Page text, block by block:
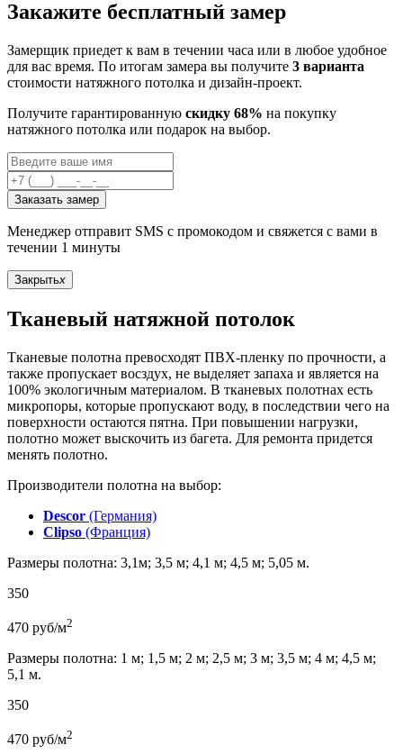
Закажите бесплатный замер
Замерщик приедет к вам в течении часа или в любое удобное
для вас время. По итогам замера вы получите 3 варианта
стоимости натяжного потолка и дизайн-проект.
Получите гарантированную скидку 68% на покупку
натяжного потолка или подарок на выбор.
Заказать замер
Менеджер отправит SMS с промокодом и свяжется с вами в
течении 1 минуты
Закрытьx
Тканевый натяжной потолок
Тканевые полотна превосходят ПВХ-пленку по прочности, а
также пропускает восздух, не выделяет запаха и является на
100% экологичным материалом. В тканевых полотнах есть
микропоры, которые пропускают воду, в последствии чего на
поверхности остаются пятна. При повышении нагрузки,
полотно может выскочить из багета. Для ремонта придется
менять полотно.
Производители полотна на выбор:
Descor (Германия)
Clipso (Франция)
Размеры полотна: 3,1м; 3,5 м; 4,1 м; 4,5 м; 5,05 м.
350
470 руб/м2
Размеры полотна: 1 м; 1,5 м; 2 м; 2,5 м; 3 м; 3,5 м; 4 м; 4,5 м;
5,1 м.
350
470 руб/м2